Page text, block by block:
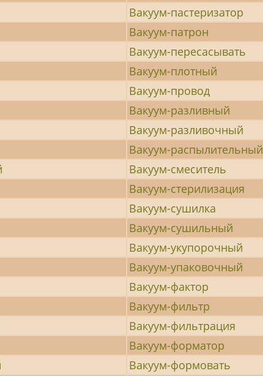
Вакуум-пастеризатор
Вакуум-патрон
Вакуум-пересасывать
Вакуум-плотный
Вакуум-провод
Вакуум-разливный
Вакуум-разливочный
Вакуум-распылительный
Вакуум-смеситель
Вакуум-стерилизация
Вакуум-сушилка
Вакуум-сушильный
Вакуум-укупорочный
Вакуум-упаковочный
Вакуум-фактор
Вакуум-фильтр
Вакуум-фильтрация
Вакуум-форматор
Вакуум-формовать